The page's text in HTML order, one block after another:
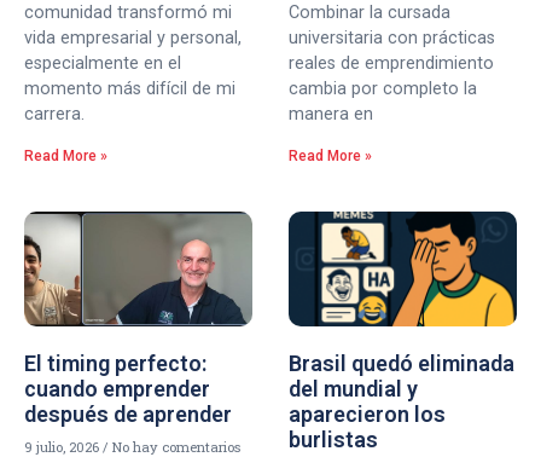
comunidad transformó mi
vida empresarial y personal,
especialmente en el
momento más difícil de mi
carrera.
Read More »
Combinar la cursada
universitaria con prácticas
reales de emprendimiento
cambia por completo la
manera en
Read More »
El timing perfecto:
cuando emprender
después de aprender
9 julio, 2026 No hay comentarios
Brasil quedó eliminada
del mundial y
aparecieron los
burlistas